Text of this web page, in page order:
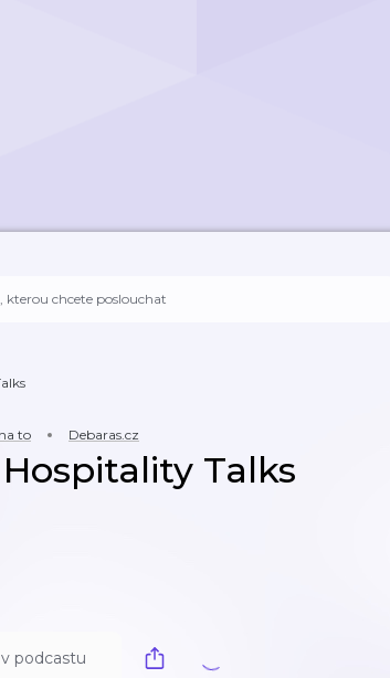
to Debaras.cz
Talks